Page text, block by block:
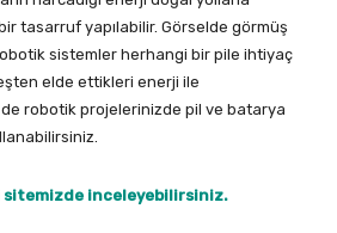
tasarruf yapılabilir. Görselde görmüş
sistemler herhangi bir pile ihtiyaç
elde ettikleri enerji ile
de robotik projelerinizde pil ve batarya
sitemizde inceleyebilirsiniz.